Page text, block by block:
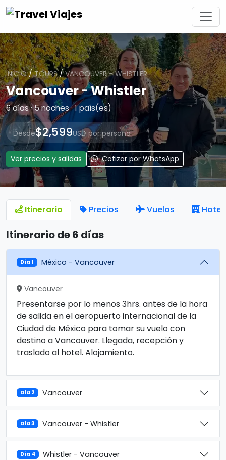
INICIO/TOURS/VANCOUVER - WHISTLER
Vancouver - Whistler
6 días · 5 noches · 1 país(es)
Desde$2,599USD por persona
Ver precios y salidas Cotizar por WhatsApp
Itinerario Precios Vuelos
Itinerario de 6 días
Día 1 México - Vancouver
Vancouver
Presentarse por lo menos 3hrs. antes de la hora
de salida en el aeropuerto internacional de la
Ciudad de México para tomar su vuelo con
destino a Vancouver. Llegada, recepción y
traslado al hotel. Alojamiento.
Día 2 Vancouver
Día 3 Vancouver - Whistler
Día 4 Whistler - Vancouver